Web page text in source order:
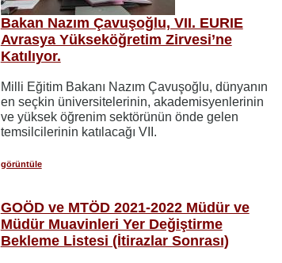
Bakan Nazım Çavuşoğlu, VII. EURIE
Avrasya Yükseköğretim Zirvesi’ne
Katılıyor.
Milli Eğitim Bakanı Nazım Çavuşoğlu, dünyanın
en seçkin üniversitelerinin, akademisyenlerinin
ve yüksek öğrenim sektörünün önde gelen
temsilcilerinin katılacağı VII.
görüntüle
GOÖD ve MTÖD 2021-2022 Müdür ve
Müdür Muavinleri Yer Değiştirme
Bekleme Listesi (İtirazlar Sonrası)